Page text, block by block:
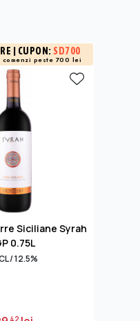
| CUPON:SD700
comenzi peste 700 lei
Siciliane Syrah
0.75L
/ 12.5%